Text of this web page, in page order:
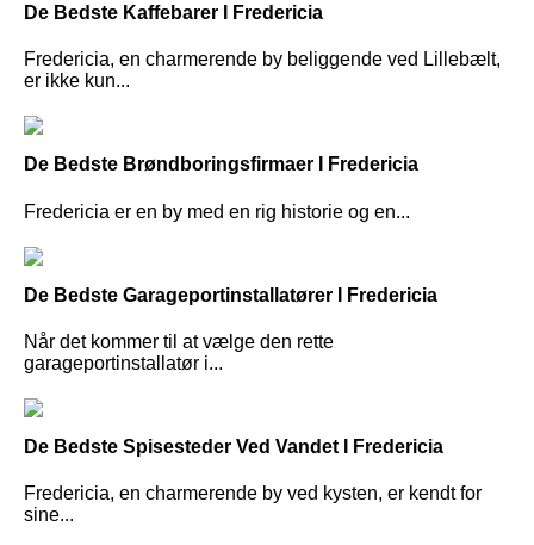
De Bedste Kaffebarer I Fredericia
Fredericia, en charmerende by beliggende ved Lillebælt,
er ikke kun...
De Bedste Brøndboringsfirmaer I Fredericia
Fredericia er en by med en rig historie og en...
De Bedste Garageportinstallatører I Fredericia
Når det kommer til at vælge den rette
garageportinstallatør i...
De Bedste Spisesteder Ved Vandet I Fredericia
Fredericia, en charmerende by ved kysten, er kendt for
sine...